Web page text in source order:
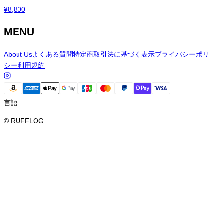
¥8,800
MENU
About Usよくある質問特定商取引法に基づく表示プライバシーポリ
シー利用規約
言語
© RUFFLOG